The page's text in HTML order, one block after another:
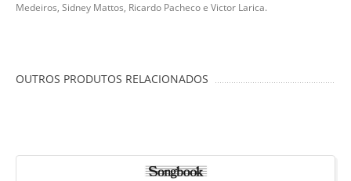
Medeiros, Sidney Mattos, Ricardo Pacheco e Victor Larica.
OUTROS PRODUTOS RELACIONADOS